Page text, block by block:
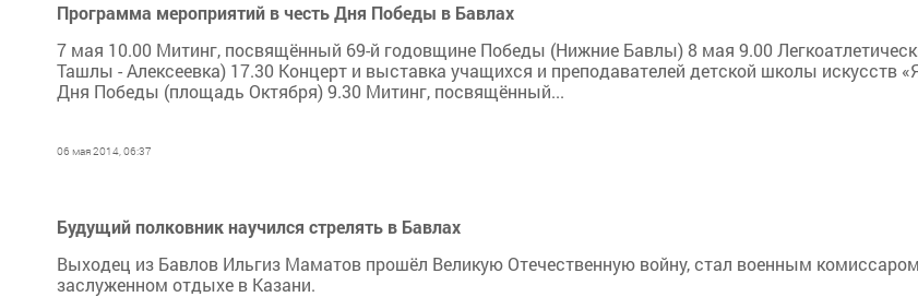
Программа мероприятий в честь Дня Победы в Бавлах
7 мая 10.00 Митинг, посвящённый 69-й годовщине Победы (Нижние Бавлы) 8 мая 9.00
Ташлы - Алексеевка) 17.30 Концерт и выставка учащихся и преподавателей детской школы
Дня Победы (площадь Октября) 9.30 Митинг, посвящённый...
06 мая 2014, 06:37
Будущий полковник научился стрелять в Бавлах
Выходец из Бавлов Ильгиз Маматов прошёл Великую Отечественную войну, стал военным
заслуженном отдыхе в Казани.